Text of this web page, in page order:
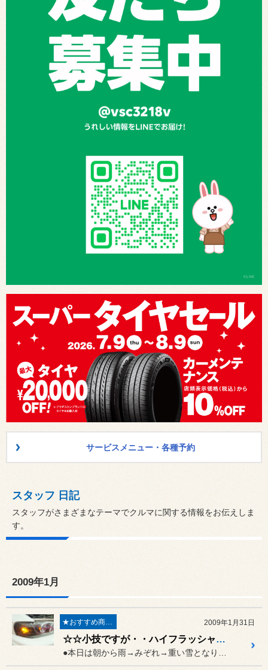
サービスメニュー・各種予約
スタッフ 日記
スタッフがさまざまなテーマでクルマに関する情報をお伝えしま
す。
2009年1月
2009年1月31日
☆☆小技ですが・・ハイフラッシャー防止に（＾ｖ＾）